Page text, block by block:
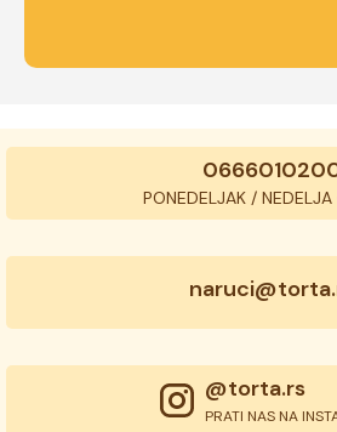
PONEDELJAK /
@torta.rs
PRATI NAS NA